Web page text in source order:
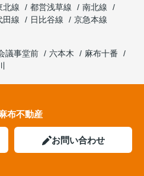
北線 都営浅草線
南北線
田線 日比谷線
京急本線
議事堂前 六本木
麻布十番
布不動産
お問い合わせ